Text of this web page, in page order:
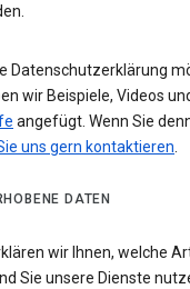
Datenschutzerklärung
wir Beispiele, Videos
angefügt. Wenn Sie
uns gern kontaktieren.
DATEN
wir Ihnen, welche
Sie unsere Dienste